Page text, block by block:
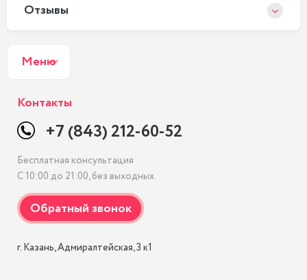
Отзывы
Меню
Контакты
+7 (843) 212-60-52
Бесплатная консультация
С 10:00 до 21:00, без выходных
г. Казань, Адмиралтейская, 3 к1